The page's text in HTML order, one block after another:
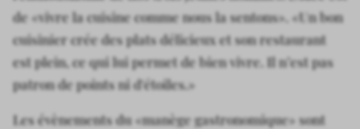
de «vivre la cuisine comme nous la sentons». «Un bon
cuisinier crée des plats délicieux et son restaurant
est plein, ce qui lui permet de bien vivre. Il n’est pas
patron de points ni d'étoiles.»
Les évènements du «manège gastronomique» sont